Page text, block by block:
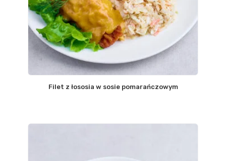
Filet z łososia w sosie pomarańczowym